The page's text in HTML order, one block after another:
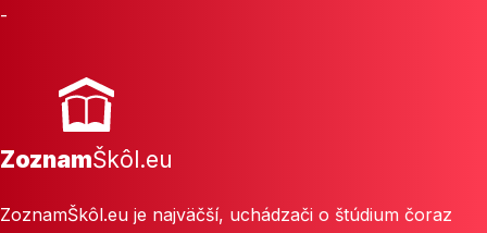
-
ZoznamŠkôl.eu
ZoznamŠkôl.eu je najväčší, uchádzači o štúdium čoraz